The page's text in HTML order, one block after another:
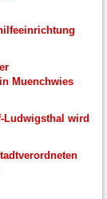
Muenchwies
Ludwigsthal wird